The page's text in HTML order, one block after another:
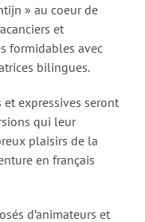
» au coeur de
et
formidables avec
bilingues.
expressives seront
qui leur
plaisirs de la
en français
d’animateurs et